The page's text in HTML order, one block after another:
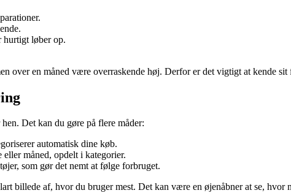
hurtigt løber op.
over en måned være overraskende høj. Derfor er det vigtigt at kende
Det kan du gøre på flere måder:
automatisk dine køb.
måned, opdelt i kategorier.
som gør det nemt at følge forbruget.
billede af, hvor du bruger mest. Det kan være en øjenåbner at se, hvor